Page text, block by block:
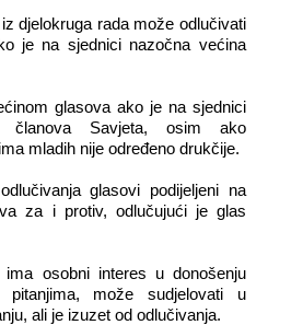
djelokruga rada može odlučivati
je na sjednici nazočna većina
glasova ako je na sjednici
članova Savjeta, osim ako
mladih nije određeno drukčije.
glasovi podijeljeni na
za i protiv, odlučujući je glas
osobni interes u donošenju
može sudjelovati u
ali je izuzet od odlučivanja.